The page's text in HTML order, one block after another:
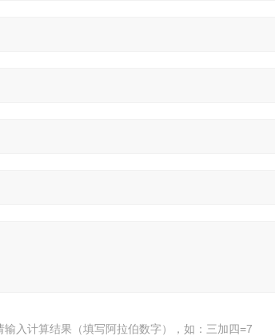
输入计算结果（填写阿拉伯数字），如：三加四=7